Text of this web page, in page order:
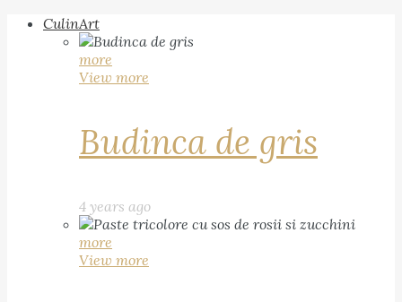
CulinArt
more
View more
Budinca de gris
4 years ago
more
View more